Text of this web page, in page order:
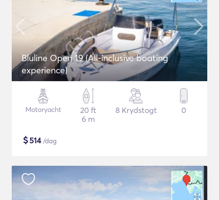
Bluline Open 19 (All-inclusive boating
experience)
Motoryacht
20 ft
6 m
8 Krydstogt 0
$514/dag